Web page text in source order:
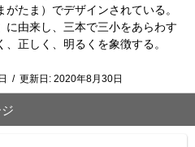
たま）でデザインされている。
に由来し、三本で三小をあらわす
正しく、明るくを象徴する。
/ 更新日: 2020年8月30日